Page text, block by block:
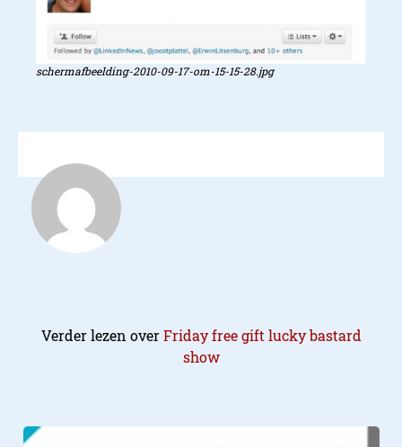
schermafbeelding-2010-09-17-om-15-15-28.jpg
Verder lezen overFriday free gift lucky bastard
show